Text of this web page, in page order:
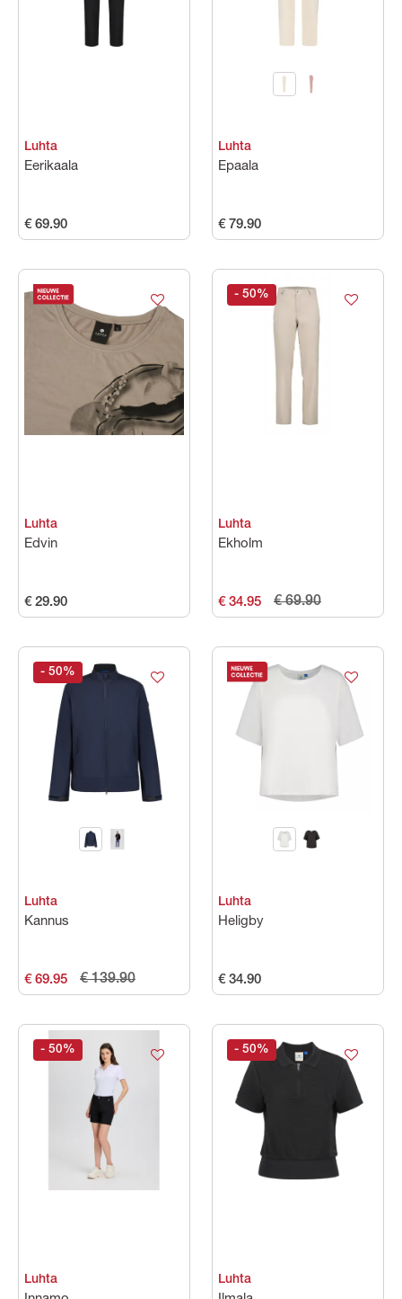
Luhta
Eerikaala
€ 69.90
Luhta
Epaala
€ 79.90
Luhta
Edvin
€ 29.90
Luhta
Ekholm
€ 34.95 € 69.90
- 50%
Luhta
Kannus
€ 69.95 € 139.90
- 50%
Luhta
Heligby
€ 34.90
Luhta
- 50%
Luhta
- 50%